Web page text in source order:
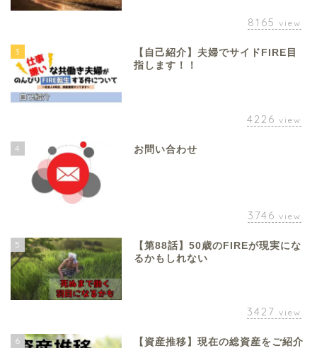
8165 view
3
【自己紹介】夫婦でサイドFIRE目
指します！！
4226 view
4 お問い合わせ
3746 view
5
【第88話】50歳のFIREが現実にな
るかもしれない
3427 view
6
【資産推移】現在の総資産をご紹介